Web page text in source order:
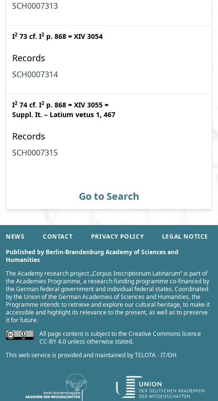
SCH0007313
I2 73 cf. I2 p. 868 = XIV 3054
Records
SCH0007314
I2 74 cf. I2 p. 868 = XIV 3055 =
Suppl. It. – Latium vetus 1, 467
Records
SCH0007315
Go to Search
NEWS CONTACT PRIVACY POLICY
LEGAL NOTICE
Published by Berlin-Brandenburg Academy of Sciences and
Humanities
The Academy research project „Corpus Inscriptionum Latinarum“ is part of
theAcademies Programme, a research funding programme co-financed by
the German federal government and individual federal states. Coordinated
by the Union of the German Academies of Sciences and Humanities, the
Programme intends to retrieve and explore our cultural heritage, to make it
accessible and highlight its relevance to the present, as well as to preserve
it for future.
All page content is subject to the Creative Commons licence
CC-BY 4.0 unless otherwise stated.
This web service is provided and maintained byTELOTA - IT/DH